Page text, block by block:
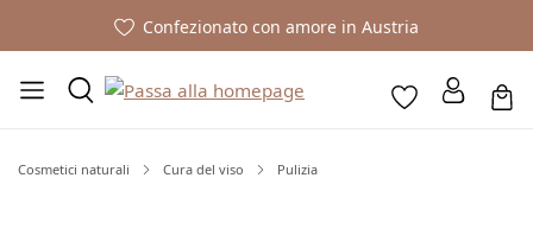
Confezionato con amore in Austria
Cosmetici naturali Cura del viso Pulizia